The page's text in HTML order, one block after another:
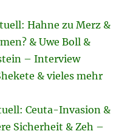
Hahne zu Merz &
& Uwe Boll &
– Interview
& vieles mehr
Ceuta-Invasion &
Sicherheit & Zeh –